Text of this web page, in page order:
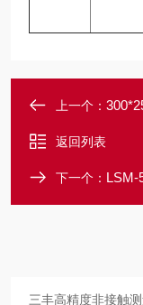
上一个：
返回列表
下一个： LSM-